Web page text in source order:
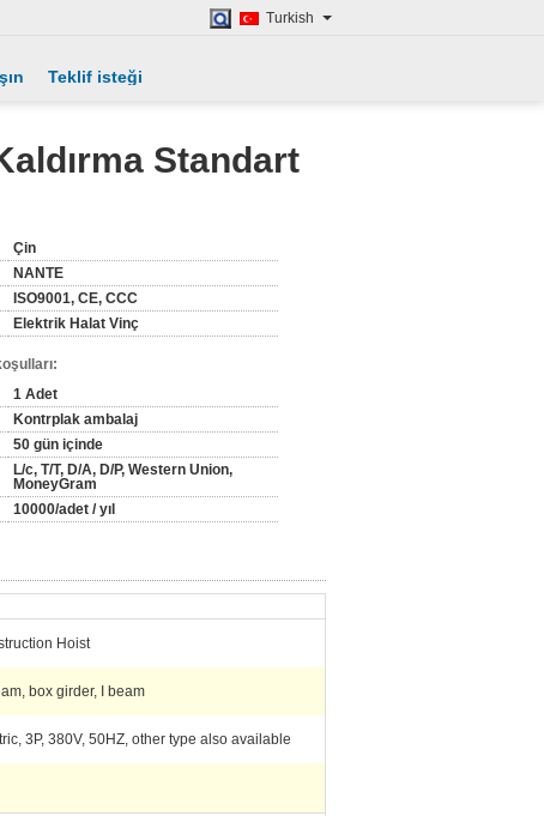
Turkish
Teklif isteği
Standart
Çin
NANTE
ISO9001, CE, CCC
Elektrik Halat Vinç
1 Adet
Kontrplak ambalaj
50 gün içinde
L/c, T/T, D/A, D/P, Western Union,
MoneyGram
10000/adet / yıl
Hoist
box girder, I beam
3P, 380V, 50HZ, other type also available